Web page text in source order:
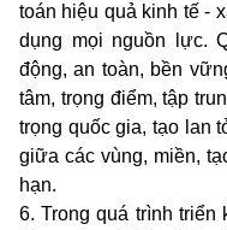
toán hiệu quả kinh tế -
dụng mọi nguồn lực.
động, an toàn, bền
tâm, trọng điểm, tập
trọng quốc gia, tạo lan
giữa các vùng, miền,
hạn.
6. Trong quá trình